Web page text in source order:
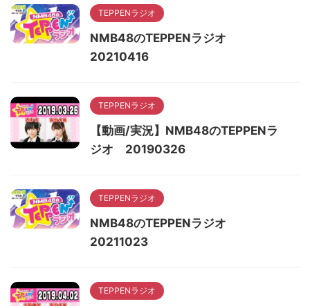
TEPPENラジオ
NMB48のTEPPENラジオ
20210416
TEPPENラジオ
【動画/実況】NMB48のTEPPENラ
ジオ 20190326
TEPPENラジオ
NMB48のTEPPENラジオ
20211023
TEPPENラジオ